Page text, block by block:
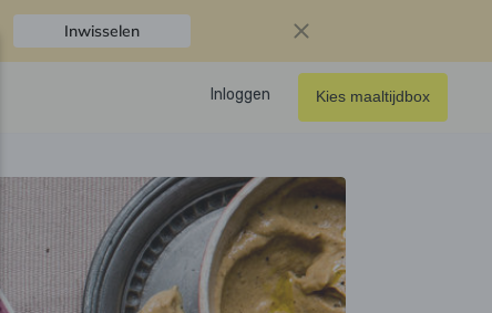
Inwisselen
Inloggen Kies maaltijdbox